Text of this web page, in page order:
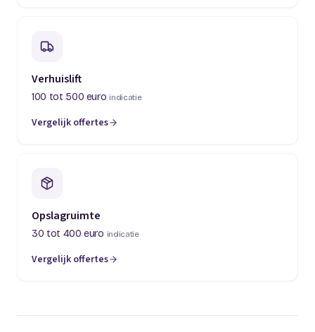
Verhuislift
100 tot 500 euro indicatie
Vergelijk offertes
(opent in een nieuw tabblad)
Opslagruimte
30 tot 400 euro indicatie
Vergelijk offertes
(opent in een nieuw tabblad)